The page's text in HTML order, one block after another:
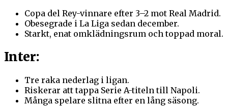
Copa del Rey-vinnare efter 3–2 mot Real Madrid.
Obesegrade i La Liga sedan december.
Starkt, enat omklädningsrum och toppad moral.
Inter:
Tre raka nederlag i ligan.
Riskerar att tappa Serie A-titeln till Napoli.
Många spelare slitna efter en lång säsong.